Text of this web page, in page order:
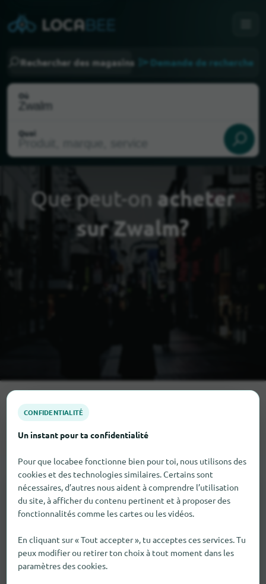
Rechercher des magasins Demande de recherche
Où
Quoi
Choisir ma localisation
Que peut-on acheter
sur Zwalm?
Toutes les catégories de shopping
Il manque quelque chose ?
Tu as un commerce à Zwalm ?
CONFIDENTIALITÉ
Un instant pour ta confidentialité
Pour que locabee fonctionne bien pour toi, nous utilisons des
cookies et des technologies similaires. Certains sont
nécessaires, d’autres nous aident à comprendre l’utilisation
du site, à afficher du contenu pertinent et à proposer des
fonctionnalités comme les cartes ou les vidéos.
En cliquant sur « Tout accepter », tu acceptes ces services. Tu
peux modifier ou retirer ton choix à tout moment dans les
paramètres des cookies.